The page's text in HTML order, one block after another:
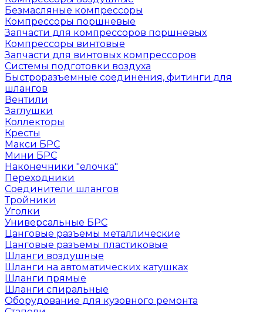
Безмасляные компрессоры
Компрессоры поршневые
Запчасти для компрессоров поршневых
Компрессоры винтовые
Запчасти для винтовых компрессоров
Системы подготовки воздуха
Быстроразъемные соединения, фитинги для
шлангов
Вентили
Заглушки
Коллекторы
Кресты
Макси БРС
Мини БРС
Наконечники "елочка"
Переходники
Соединители шлангов
Тройники
Уголки
Универсальные БРС
Цанговые разъемы металлические
Цанговые разъемы пластиковые
Шланги воздушные
Шланги на автоматических катушках
Шланги прямые
Шланги спиральные
Оборудование для кузовного ремонта